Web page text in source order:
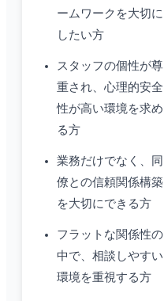
ームワークを大切に
したい方
スタッフの個性が尊
重され、心理的安全
性が高い環境を求め
る方
業務だけでなく、同
僚との信頼関係構築
を大切にできる方
フラットな関係性の
中で、相談しやすい
環境を重視する方